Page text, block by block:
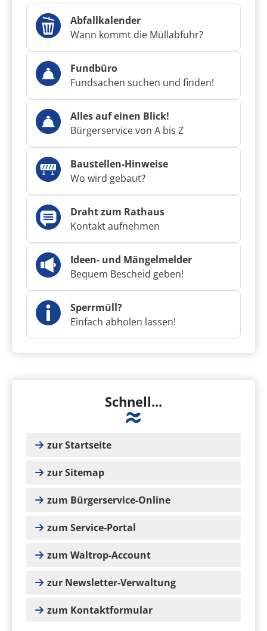
Abfallkalender
Wann kommt die Müllabfuhr?
Fundbüro
Fundsachen suchen und finden!
Alles auf einen Blick!
Bürgerservice von A bis Z
Baustellen-Hinweise
Wo wird gebaut?
Draht zum Rathaus
Kontakt aufnehmen
Ideen- und Mängelmelder
Bequem Bescheid geben!
Sperrmüll?
Einfach abholen lassen!
Schnell...
zur Startseite
zur Sitemap
zum Bürgerservice-Online
zum Service-Portal
zum Waltrop-Account
zur Newsletter-Verwaltung
zum Kontaktformular